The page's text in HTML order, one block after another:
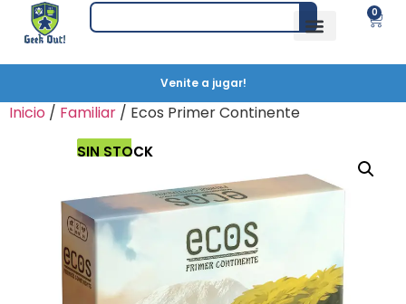
0
Venite a jugar!
Inicio / Familiar / Ecos Primer Continente
SIN STOCK